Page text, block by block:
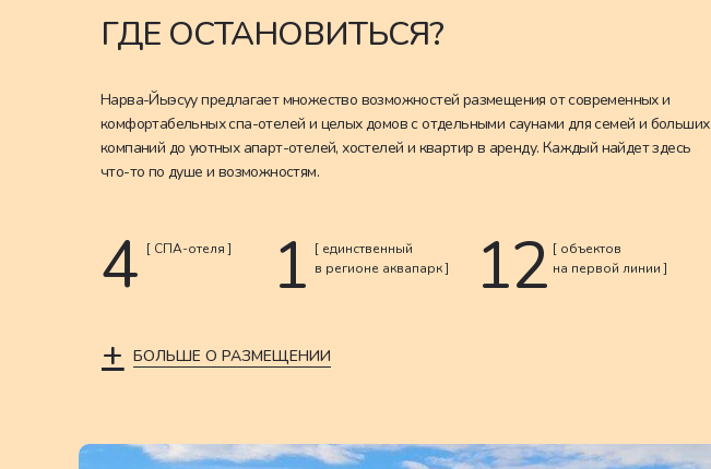
ГДЕ ОСТАНОВИТЬСЯ?
Нарва-Йыэсуу предлагает множество возможностей размещения от современных и
комфортабельных спа-отелей и целых домов с отдельными саунами для семей и больших
компаний до уютных апарт-отелей, хостелей и квартир в аренду. Каждый найдет здесь
что-то по душе и возможностям.
4 1 12
[ СПА-отеля ]
[ единственный
в регионе аквапарк ]
[ объектов
на первой линии ]
БОЛЬШЕ О РАЗМЕЩЕНИИ
+